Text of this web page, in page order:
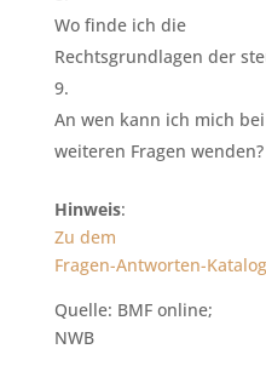
Wo finde ich die
Rechtsgrundlagen der
An wen kann ich mich bei
weiteren Fragen wenden?
Hinweis:
Zu dem
Fragen-Antworten-
Quelle: BMF online;
NWB